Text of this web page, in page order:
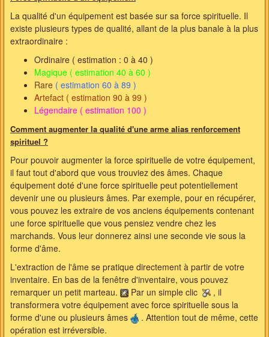
La qualité d'un équipement est basée sur sa force spirituelle. Il
existe plusieurs types de qualité, allant de la plus banale à la plus
extraordinaire :
Ordinaire ( estimation : 0 à 40 )
Magique ( estimation 40 à 60 )
Rare ( estimation 60 à 89 )
Artefact ( estimation 90 à 99 )
Légendaire ( estimation 100 )
Comment augmenter la qualité d'une arme alias renforcement
spirituel ?
Pour pouvoir augmenter la force spirituelle de votre équipement,
il faut tout d'abord que vous trouviez des âmes. Chaque
équipement doté d'une force spirituelle peut potentiellement
devenir une ou plusieurs âmes. Par exemple, pour en récupérer,
vous pouvez les extraire de vos anciens équipements contenant
une force spirituelle que vous pensiez vendre chez les
marchands. Vous leur donnerez ainsi une seconde vie sous la
forme d'âme.
L'extraction de l'âme se pratique directement à partir de votre
inventaire. En bas de la fenêtre d'inventaire, vous pouvez
remarquer un petit marteau.
Par un simple clic
, il
transformera votre équipement avec force spirituelle sous la
forme d'une ou plusieurs âmes
. Attention tout de même, cette
opération est irréversible.